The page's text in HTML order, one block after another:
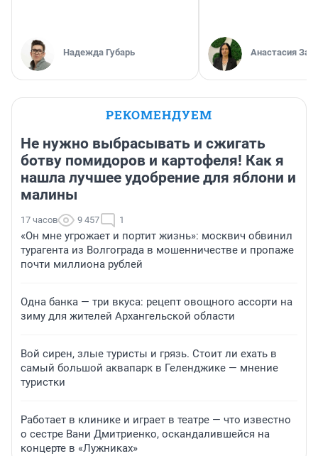
Надежда Губарь Анастасия
РЕКОМЕНДУЕМ
Не нужно выбрасывать и сжигать
ботву помидоров и картофеля! Как я
нашла лучшее удобрение для яблони и
малины
17 часов 9 457 1
«Он мне угрожает и портит жизнь»: москвич обвинил
турагента из Волгограда в мошенничестве и пропаже
почти миллиона рублей
Одна банка — три вкуса: рецепт овощного ассорти на
зиму для жителей Архангельской области
Вой сирен, злые туристы и грязь. Стоит ли ехать в
самый большой аквапарк в Геленджике — мнение
туристки
Работает в клинике и играет в театре — что известно
о сестре Вани Дмитриенко, оскандалившейся на
концерте в «Лужниках»